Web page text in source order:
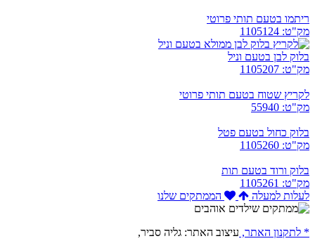
ריתמו בטעם תותי פרוטי
מק"ט: 1105124
בלוק לבן בטעם וניל
מק"ט: 1105207
לקריץ שטוח בטעם תותי פרוטי
מק"ט: 55940
בלוק כחול בטעם פטל
מק"ט: 1105260
בלוק ורוד בטעם תות
מק"ט: 1105261
לעלות למעלה
הממתקים שלנו
* לתקנון האתר, עיצוב האתר: גליה סביר,